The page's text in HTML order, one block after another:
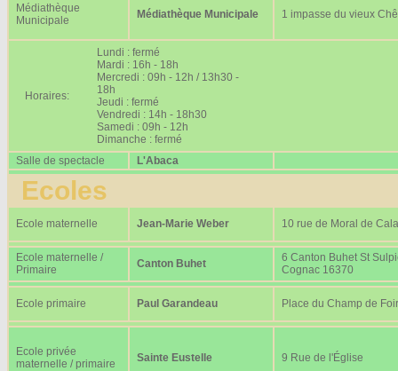
Médiathèque
Municipale
Médiathèque Municipale 1 impasse du vieux
Horaires:
Lundi : fermé
Mardi : 16h - 18h
Mercredi : 09h - 12h / 13h30 -
18h
Jeudi : fermé
Vendredi : 14h - 18h30
Samedi : 09h - 12h
Dimanche : fermé
Salle de spectacle
L'Abaca
Ecoles
Ecole maternelle Jean-Marie Weber 10 rue de Moral de
Ecole maternelle /
Primaire
Canton Buhet
6 Canton Buhet St
Cognac 16370
Ecole primaire Paul Garandeau Place du Champ de
Ecole privée
maternelle / primaire
Sainte Eustelle 9 Rue de l'Église